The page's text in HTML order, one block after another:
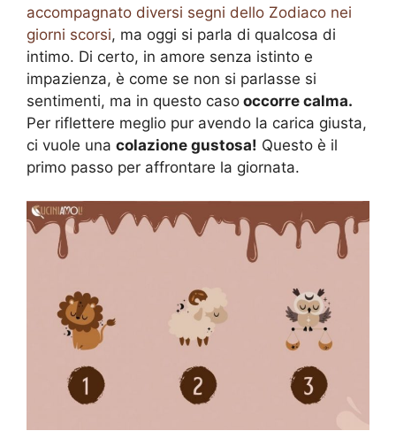
accompagnato diversi segni dello Zodiaco nei
giorni scorsi, ma oggi si parla di qualcosa di
intimo. Di certo, in amore senza istinto e
impazienza, è come se non si parlasse si
sentimenti, ma in questo caso occorre calma.
Per riflettere meglio pur avendo la carica giusta,
ci vuole una colazione gustosa! Questo è il
primo passo per affrontare la giornata.